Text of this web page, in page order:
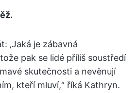
‚Jaká je zábavná
pak se lidé příliš soustředí
skutečnosti a nevěnují
kteří mluví,“ říká Kathryn.